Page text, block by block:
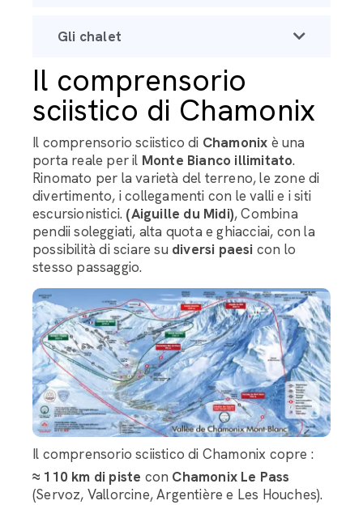
Gli chalet
Il comprensorio
sciistico di Chamonix
Il comprensorio sciistico di Chamonix è una
porta reale per il Monte Bianco illimitato.
Rinomato per la varietà del terreno, le zone di
divertimento, i collegamenti con le valli e i siti
escursionistici. (Aiguille du Midi), Combina
pendii soleggiati, alta quota e ghiacciai, con la
possibilità di sciare su diversi paesi con lo
stesso passaggio.
Il comprensorio sciistico di Chamonix copre :
≈ 110 km di piste con Chamonix Le Pass
(Servoz, Vallorcine, Argentière e Les Houches).